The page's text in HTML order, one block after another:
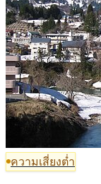
ความเสี่ยงต่ำ